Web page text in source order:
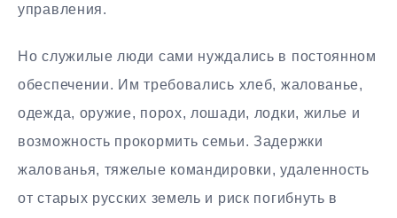
управления.
Но служилые люди сами нуждались в постоянном
обеспечении. Им требовались хлеб, жалованье,
одежда, оружие, порох, лошади, лодки, жилье и
возможность прокормить семьи. Задержки
жалованья, тяжелые командировки, удаленность
от старых русских земель и риск погибнуть в